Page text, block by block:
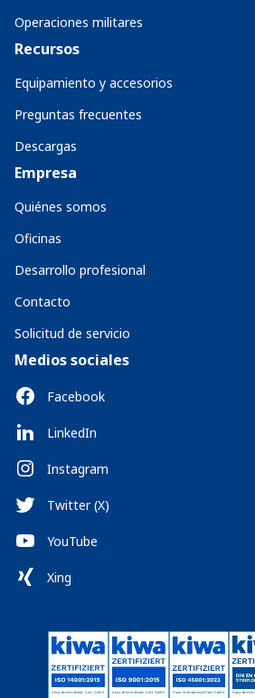
Operaciones militares
Recursos
Equipamiento y accesorios
Preguntas frecuentes
Descargas
Empresa
Quiénes somos
Oficinas
Desarrollo profesional
Contacto
Solicitud de servicio
Medios sociales
Facebook
LinkedIn
Instagram
Twitter (X)
YouTube
Xing